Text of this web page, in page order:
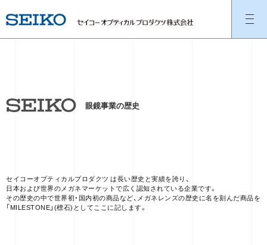
眼鏡事業の歴史
セイコーオプティカルプロダクツ は長い歴史と実績を誇り、
日本および世界のメガネマーケットで広く認知されている企業です。
その歴史の中で世界初・国内初の商品など、メガネレンズの歴史に名を刻んだ商品を
「MILESTONE」(標石)としてここに記します。